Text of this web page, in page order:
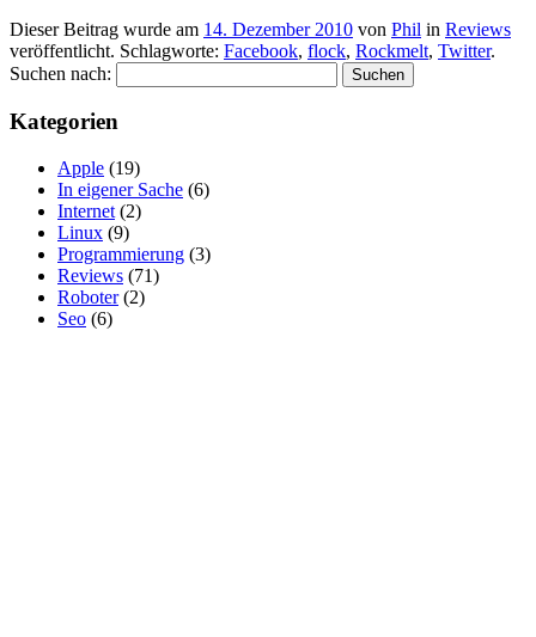
Dieser Beitrag wurde am 14. Dezember 2010 von Phil in Reviews
veröffentlicht. Schlagworte: Facebook, flock, Rockmelt, Twitter.
Suchen nach:
Kategorien
Apple (19)
In eigener Sache (6)
Internet (2)
Linux (9)
Programmierung (3)
Reviews (71)
Roboter(2)
Seo (6)